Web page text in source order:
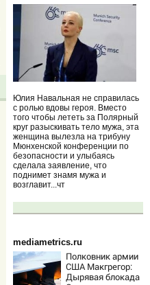
Юлия Навальная не справилась
с ролью вдовы героя. Вместо
того чтобы лететь за Полярный
круг разыскивать тело мужа, эта
женщина вылезла на трибуну
Мюнхенской конференции по
безопасности и улыбаясь
сделала заявление, что
поднимет знамя мужа и
возглавит...чт
mediametrics.ru
Полковник армии
США Макгрегор:
Дырявая блокада